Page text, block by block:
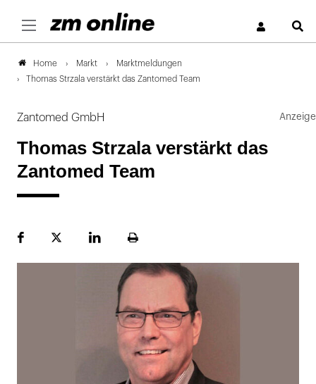
Home Markt
Marktmeldungen
Thomas Strzala verstärkt das Zantomed Team
Zantomed GmbH
Thomas Strzala verstärkt das
Zantomed Team
FacebookPlattformLinekdInSeite